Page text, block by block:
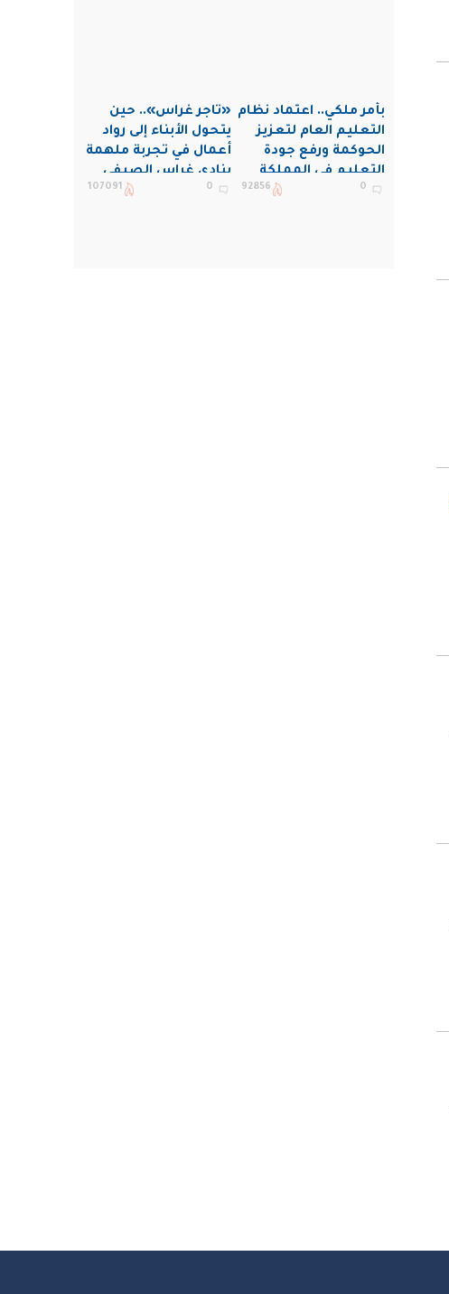
بأمر ملكي.. اعتماد نظام
التعليم العام لتعزيز
الحوكمة ورفع جودة
التعليم في المملكة
0
92856
«تاجر غراس».. حين
يتحول الأبناء إلى رواد
أعمال في تجربة ملهمة
بنادي غراس الصيفي
بالجبيل
0
107091